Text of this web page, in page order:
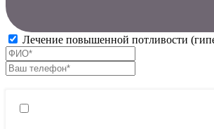
Лечение повышенной потливости